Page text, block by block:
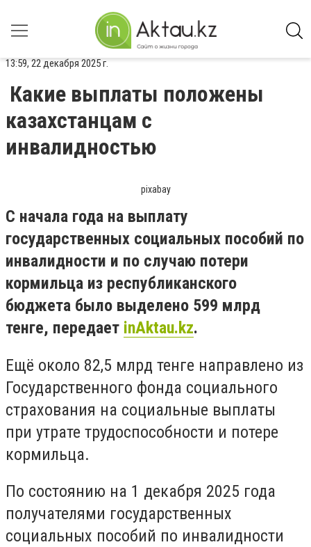
13:59, 22 декабря 2025 г.
Какие выплаты положены
казахстанцам с
инвалидностью
pixabay
С начала года на выплату
государственных социальных пособий по
инвалидности и по случаю потери
кормильца из республиканского
бюджета было выделено 599 млрд
тенге, передает inAktau.kz.
Ещё около 82,5 млрд тенге направлено из
Государственного фонда социального
страхования на социальные выплаты
при утрате трудоспособности и потере
кормильца.
По состоянию на 1 декабря 2025 года
получателями государственных
социальных пособий по инвалидности